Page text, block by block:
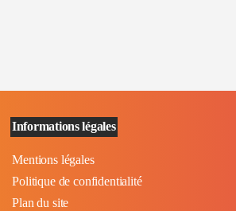
Informations légales
Mentions légales
Politique de confidentialité
Plan du site